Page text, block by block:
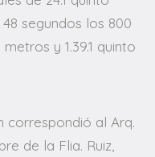
segundos los 800
y 1.39.1 quinto
correspondió al Arq.
de la Flia. Ruiz,